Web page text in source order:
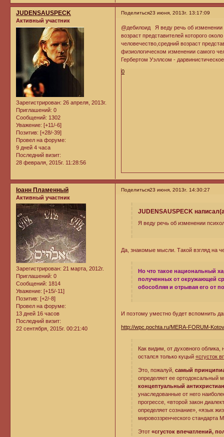
Поделиться23 июня, 2013г. 13:17:09
JUDENSAUSPECK
Активный участник
Зарегистрирован: 26 апреля, 2013г.
Приглашений: 0
Сообщений: 1302
Уважение: [+11/-6]
Позитив: [+28/-39]
Провел на форуме:
9 дней 4 часа
Последний визит:
28 февраля, 2015г. 11:28:56
@дебилоид Я веду речь об изменении
возраст представителей которого
человечество,средний возраст
физиологическом изменении самого
Гербертом Уэллсом -
0
Поделиться23 июня, 2013г. 14:30:27
Iоанн Пламенный
Активный участник
Зарегистрирован: 21 марта, 2012г.
Приглашений: 0
Сообщений: 1814
Уважение: [+15/-11]
Позитив: [+2/-8]
Провел на форуме:
13 дней 16 часов
Последний визит:
22 сентября, 2015г. 00:21:40
JUDENSAUSPECK
Я веду речь об изменении
Да, знакомые мысли. Такой взгляд на
Но что такое национальный
полученных от окружающей
обособляя и отрывая его от
И поэтому уместно будет вспомнить
http://wpc.pochta.ru/MERA-FORUM-
Как видим, от духовного
остался только куцый «сгусток
Это, пожалуй, самый
определяет ее ортодоксальный
концептуальный
унаследованные от него
прогрессе, «второй закон
определяет сознание», «язык
мировоззренческого
Этот «сгусток впечатлений,